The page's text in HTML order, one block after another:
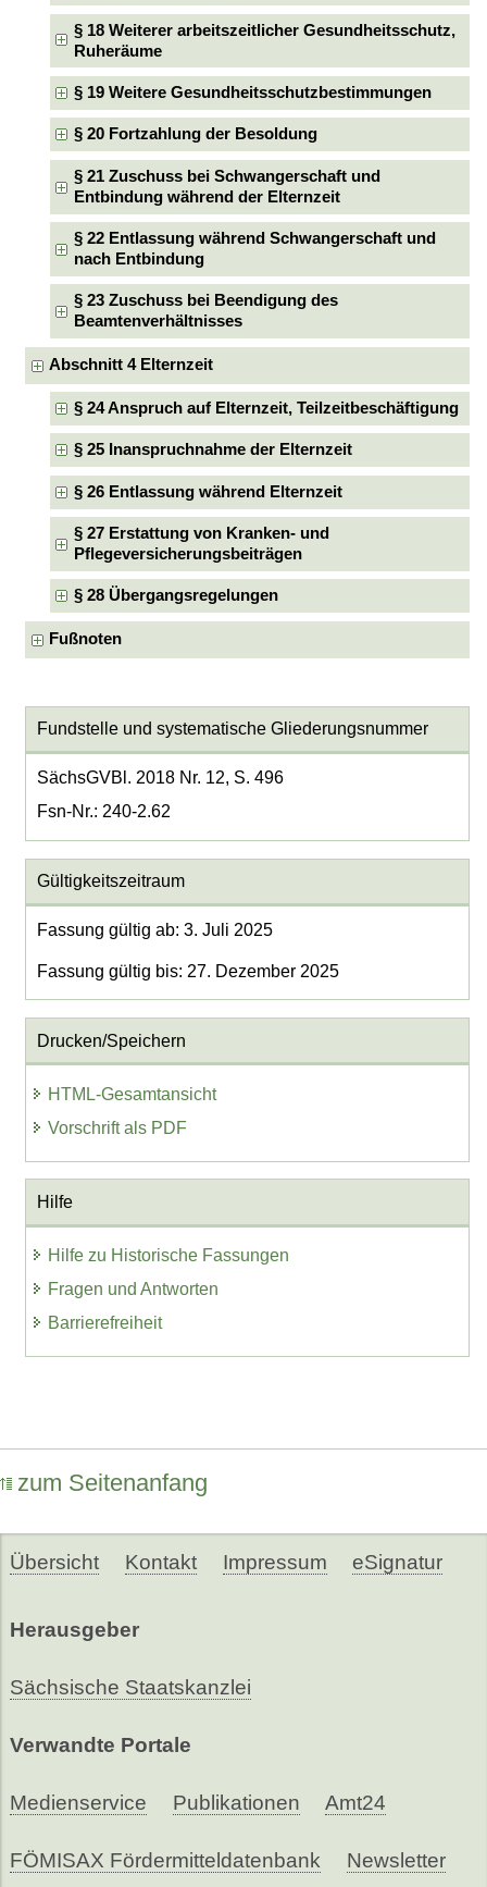
§ 18 Weiterer arbeitszeitlicher Gesundheitsschutz,
Ruheräume
§ 19 Weitere Gesundheitsschutzbestimmungen
§ 20 Fortzahlung der Besoldung
§ 21 Zuschuss bei Schwangerschaft und
Entbindung während der Elternzeit
§ 22 Entlassung während Schwangerschaft und
nach Entbindung
§ 23 Zuschuss bei Beendigung des
Beamtenverhältnisses
Abschnitt 4 Elternzeit
§ 24 Anspruch auf Elternzeit, Teilzeitbeschäftigung
§ 25 Inanspruchnahme der Elternzeit
§ 26 Entlassung während Elternzeit
§ 27 Erstattung von Kranken- und
Pflegeversicherungsbeiträgen
§ 28 Übergangsregelungen
Fußnoten
Fundstelle und systematische Gliederungsnummer
SächsGVBl. 2018 Nr. 12, S. 496
Fsn-Nr.: 240-2.62
Gültigkeitszeitraum
Fassung gültig ab: 3. Juli 2025
Fassung gültig bis: 27. Dezember 2025
Drucken/Speichern
HTML-Gesamtansicht
Vorschrift als PDF
Hilfe
Hilfe zu Historische Fassungen
Fragen und Antworten
Barrierefreiheit
zum Seitenanfang
Übersicht Kontakt Impressum eSignatur
Herausgeber
Sächsische Staatskanzlei
Verwandte Portale
Medienservice Publikationen Amt24
FÖMISAX Fördermitteldatenbank Newsletter